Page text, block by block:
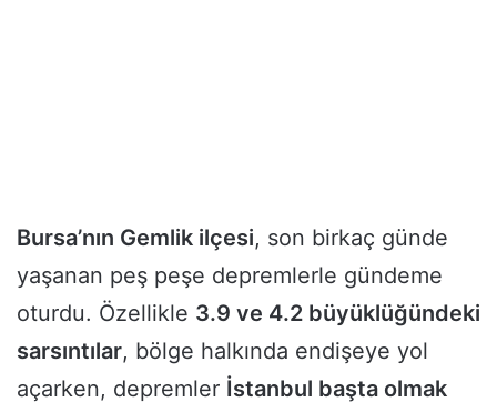
Bursa’nın Gemlik ilçesi, son birkaç günde
yaşanan peş peşe depremlerle gündeme
oturdu. Özellikle 3.9 ve 4.2 büyüklüğündeki
sarsıntılar, bölge halkında endişeye yol
açarken, depremler İstanbul başta olmak